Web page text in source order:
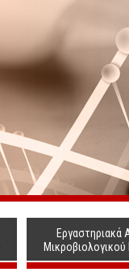
Εργαστηριακά
Μικροβιολογικού